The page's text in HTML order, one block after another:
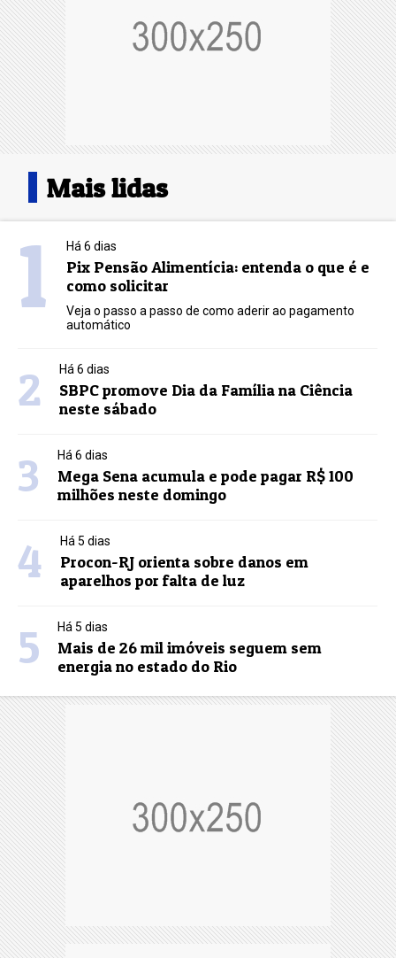
Mais lidas
1 Há 6 dias
Pix Pensão Alimentícia: entenda o que é e
como solicitar
Veja o passo a passo de como aderir ao pagamento
automático
2 Há 6 dias
SBPC promove Dia da Família na Ciência
neste sábado
3 Há 6 dias
Mega Sena acumula e pode pagar R$ 100
milhões neste domingo
4 Há 5 dias
Procon-RJ orienta sobre danos em
aparelhos por falta de luz
5 Há 5 dias
Mais de 26 mil imóveis seguem sem
energia no estado do Rio